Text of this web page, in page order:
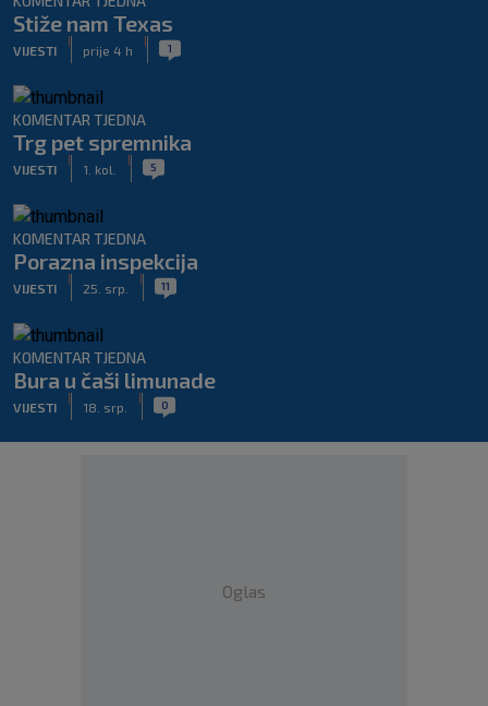
Stiže nam Texas
VIJESTI prije 4 h 1
KOMENTAR TJEDNA
Trg pet spremnika
VIJESTI 1. kol. 5
KOMENTAR TJEDNA
Porazna inspekcija
VIJESTI 25. srp. 11
KOMENTAR TJEDNA
Bura u čaši limunade
VIJESTI 18. srp. 0
Oglas